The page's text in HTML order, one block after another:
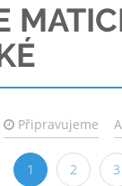
Připravujeme
1 2 3